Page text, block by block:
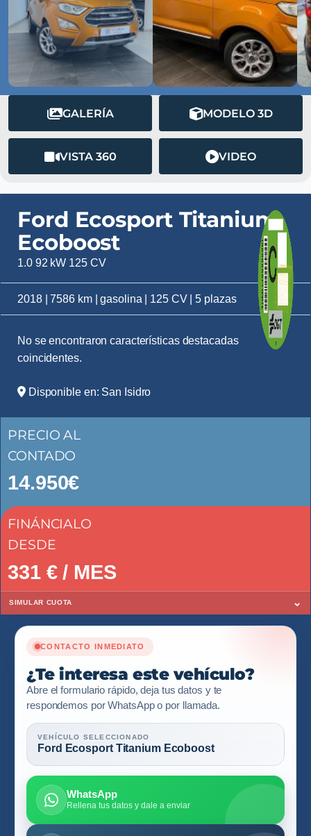
GALERÍA MODELO 3D
VISTA 360 VIDEO
Ford Ecosport Titanium
Ecoboost
1.0 92 kW 125 CV
2018 | 7586 km | gasolina | 125 CV | 5 plazas
No se encontraron características destacadas
coincidentes.
Disponible en: San Isidro
PRECIO AL
CONTADO
14.950€
FINÁNCIALO
DESDE
331€ / MES
SIMULAR CUOTA ⌄
CONTACTO INMEDIATO
¿Te interesa este vehículo?
Abre el formulario rápido, deja tus datos y te
respondemos por WhatsApp o por llamada.
VEHÍCULO SELECCIONADO
Ford Ecosport Titanium Ecoboost
WhatsApp
Rellena tus datos y dale a enviar